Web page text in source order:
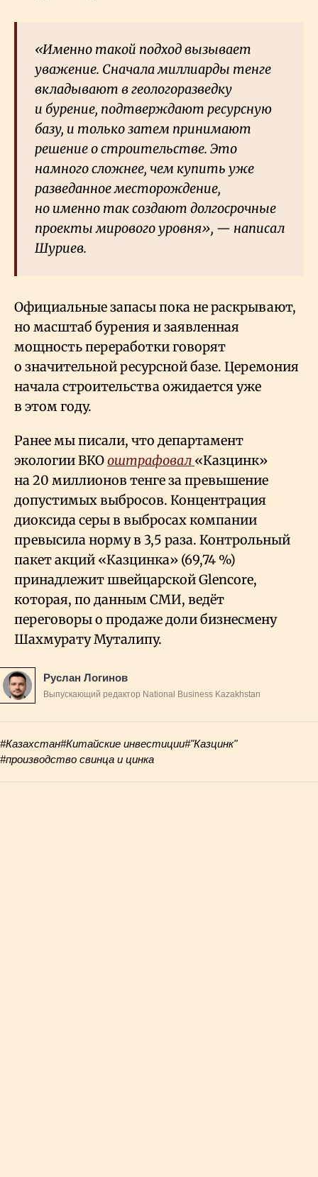
«Именно такой подход вызывает
уважение. Сначала миллиарды тенге
вкладывают в геологоразведку
и бурение, подтверждают ресурсную
базу, и только затем принимают
решение о строительстве. Это
намного сложнее, чем купить уже
разведанное месторождение,
но именно так создают долгосрочные
проекты мирового уровня», — написал
Шуриев.
Официальные запасы пока не раскрывают,
но масштаб бурения и заявленная
мощность переработки говорят
о значительной ресурсной базе. Церемония
начала строительства ожидается уже
в этом году.
Ранее мы писали, что департамент
экологии ВКОоштрафовал «Казцинк»
на 20 миллионов тенге за превышение
допустимых выбросов. Концентрация
диоксида серы в выбросах компании
превысила норму в 3,5 раза. Контрольный
пакет акций «Казцинка» (69,74 %)
принадлежит швейцарской Glencore,
которая, по данным СМИ, ведёт
переговоры о продаже доли бизнесмену
Шахмурату Муталипу.
Руслан Логинов
Выпускающий редактор National Business Kazakhstan
#Казахстан#Китайские инвестиции#"Казцинк"
#производство свинца и цинка